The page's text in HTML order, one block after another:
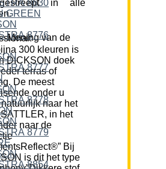
in alle
professional:
300 kleuren is
DICKSON doek
terras of
De meest
onder u
naar het
in het
naar de
Bij
is dit het type